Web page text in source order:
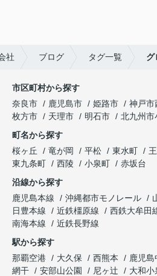
社 ブログ タグ一覧 グ
市区町村から探す
奈良市
鹿児島市 姫路市 神戸市
枚方市
天理市 明石市 北九州市
町名から探す
桜ヶ丘
竜が岡 平松 東水町
東九条町
西陵 小泉町
赤坂台
沿線から探す
鹿児島本線
沖縄都市モノレール
日豊本線
近鉄橿原線 西鉄大牟田
南海本線
近鉄長野線
駅から探す
那覇空港
大久保 西熊本 鹿児島
網干
安部山公園 尼ヶ辻 大和小